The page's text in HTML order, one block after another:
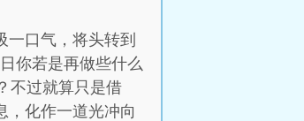
口气，将头转到
你若是再做些什么
不过就算只是借
，化作一道光冲向